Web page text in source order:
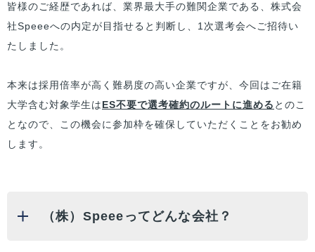
皆様のご経歴であれば、業界最大手の難関企業である、株式会
社Speeeへの内定が目指せると判断し、1次選考会へご招待い
たしました。
本来は採用倍率が高く難易度の高い企業ですが、今回は ご在籍
大学含む対象学生はES不要で選考確約のルートに進める とのこ
となので、この機会に参加枠を確保していただくことをお勧め
します。
（株）Speeeってどんな会社？